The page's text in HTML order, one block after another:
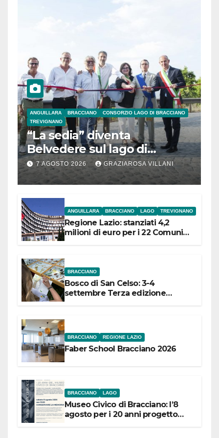
ANGUILLARA BRACCIANO
CONSORZIO LAGO DI BRACCIANO
TREVIGNANO
“La sedia” diventa
Belvedere sul lago di
Bracciano: ieri
l’inaugurazione
7 AGOSTO 2026 GRAZIAROSA VILLANI
ANGUILLARA BRACCIANO LAGO TREVIGNANO
Regione Lazio: stanziati 4,2
milioni di euro per i 22 Comuni
BRACCIANO
Bosco di San Celso: 3-4
settembre Terza edizione
BRACCIANO REGIONE LAZIO
Faber School Bracciano 2026
BRACCIANO LAGO
Museo Civico di Bracciano: l’8
agosto per i 20 anni progetto